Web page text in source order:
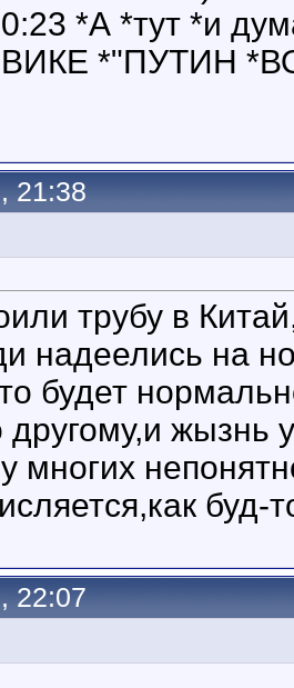
*А *тут *и
*"ПУТИН
21:38
трубу в
надеелись на
будет
другому,и жызнь
многих
буд-
22:07